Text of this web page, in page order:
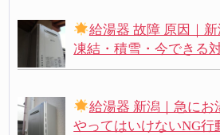
給湯器 故障 原因｜
凍結・積雪・今できる
給湯器 新潟｜急にお
やってはいけないNG行